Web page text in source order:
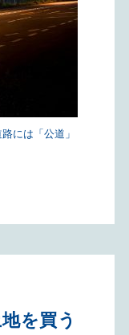
には「公道」
を買う